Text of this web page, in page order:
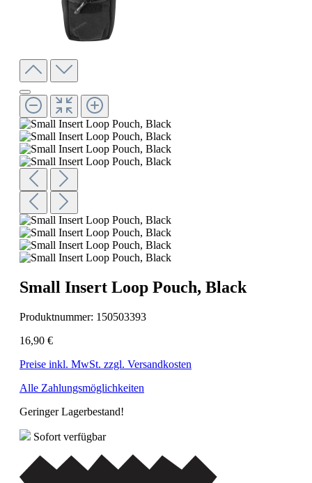
Small Insert Loop Pouch, Black
Produktnummer: 150503393
16,90 €
Preise inkl. MwSt. zzgl. Versandkosten
Alle Zahlungsmöglichkeiten
Geringer Lagerbestand!
Sofort verfügbar